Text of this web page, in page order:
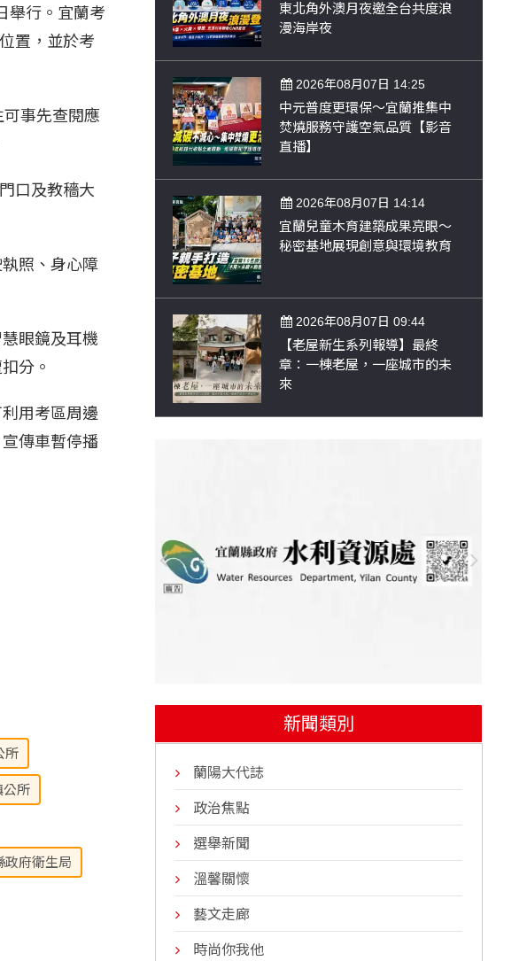
舉行。宜蘭考
置，並於考
事先查閱應
口及教穡大
照、身心障
眼鏡及耳機
分。
用考區周邊
傳車暫停播
所
公所
政府衛生局
東北角外澳月夜邀全台共度浪
漫海岸夜
2026年08月07日 14:25
中元普度更環保～宜蘭推集中
焚燒服務守護空氣品質【影音
直播】
2026年08月07日 14:14
宜蘭兒童木育建築成果亮眼～
秘密基地展現創意與環境教育
2026年08月07日 09:44
【老屋新生系列報導】最終
章：一棟老屋，一座城市的未
來
新聞類別
蘭陽大代誌
政治焦點
選舉新聞
溫馨關懷
藝文走廊
時尚你我他